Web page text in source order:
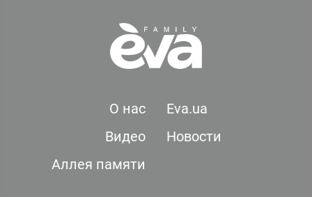
О нас
Eva.ua
Видео
Новости
Аллея памяти